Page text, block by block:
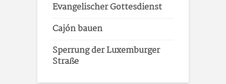
Evangelischer Gottesdienst
Cajón bauen
Sperrung der Luxemburger
Straße